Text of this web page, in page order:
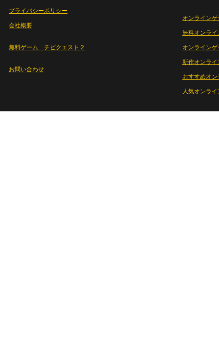
プライバシーポリシー
会社概要
無料ゲーム チビクエスト２
お問い合わせ
オンラインゲ
無料オンライ
オンライン
新作オンライ
おすすめオ
人気オンラ